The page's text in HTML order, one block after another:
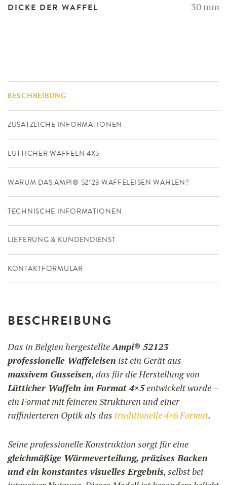
DICKE DER WAFFEL
30 mm
BESCHREIBUNG
ZUSÄTZLICHE INFORMATIONEN
LÜTTICHER WAFFELN 4X5
WARUM DAS AMPI® 52123 WAFFELEISEN WÄHLEN?
TECHNISCHE INFORMATIONEN
LIEFERUNG & KUNDENDIENST
KONTAKTFORMULAR
BESCHREIBUNG
Das in Belgien hergestellteAmpi® 52123
professionelle Waffeleisen ist ein Gerät aus
massivem Gusseisen, das für die Herstellung von
Lütticher Waffeln im Format 4×5entwickelt wurde –
ein Format mit feineren Strukturen und einer
raffinierteren Optik als das traditionelle 4×6 Format.
Seine professionelle Konstruktion sorgt für eine
gleichmäßige Wärmeverteilung, präzises Backen
und ein konstantes visuelles Ergebnis, selbst bei